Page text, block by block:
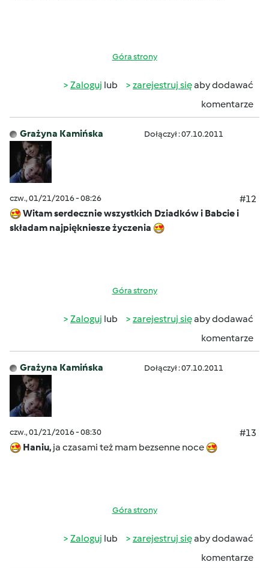
Góra strony
Zaloguj lub zarejestruj sięaby dodawać
komentarze
Grażyna Kamińska Dołączył : 07.10.2011
czw., 01/21/2016 - 08:26
#12
Witam serdecznie wszystkich Dziadków i Babcie i
składam najpiękniesze życzenia
Góra strony
Zaloguj lub zarejestruj sięaby dodawać
komentarze
Grażyna Kamińska Dołączył : 07.10.2011
czw., 01/21/2016 - 08:30
#13
Haniu, ja czasami też mam bezsenne noce
Góra strony
Zaloguj lub zarejestruj sięaby dodawać
komentarze